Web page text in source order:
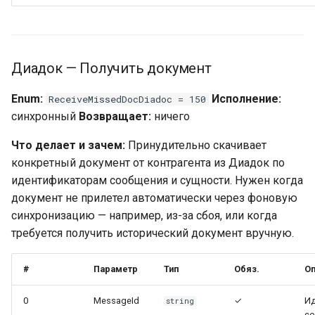
Диадок — Получить документ
Enum: ReceiveMissedDocDiadoc = 150
Исполнение:
синхронный Возвращает: ничего
Что делает и зачем: Принудительно скачивает
конкретный документ от контрагента из Диадок по
идентификаторам сообщения и сущности. Нужен когда
документ не прилетел автоматически через фоновую
синхронизацию — например, из-за сбоя, или когда
требуется получить исторический документ вручную.
# Параметр Тип Обяз.
0 MessageId string ✓